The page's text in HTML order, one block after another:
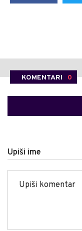
KOMENTARI 0
Upiši ime